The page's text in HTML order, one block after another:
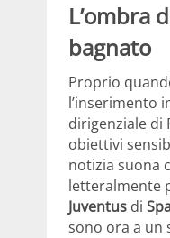
L’ombra
bagnato
Proprio
l’inserimento
dirigenziale di
obiettivi
notizia suona
letteralmente
Juventus di
sono ora a un